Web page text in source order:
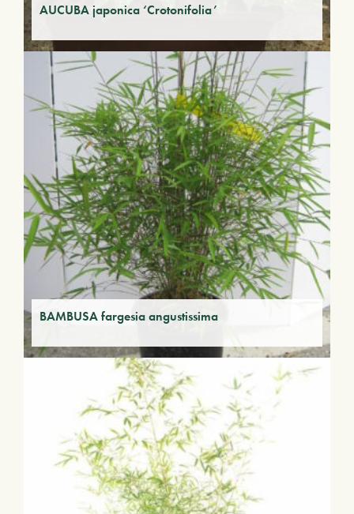
AUCUBA japonica ‘Crotonifolia’
BAMBUSA fargesia angustissima